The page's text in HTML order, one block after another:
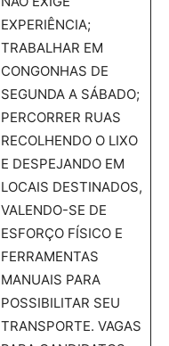
EXPERIÊNCIA;
TRABALHAR EM
CONGONHAS DE
SEGUNDA A SÁBADO;
PERCORRER RUAS
RECOLHENDO O LIXO
E DESPEJANDO EM
LOCAIS DESTINADOS,
VALENDO-SE DE
ESFORÇO FÍSICO E
FERRAMENTAS
MANUAIS PARA
POSSIBILITAR SEU
TRANSPORTE. VAGAS